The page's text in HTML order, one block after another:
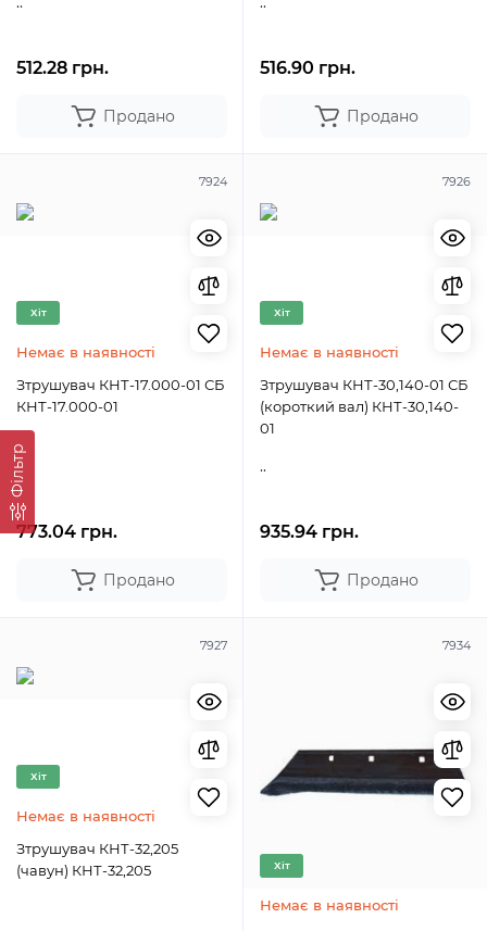
Фільтр
512.28 грн.
Продано
516.90 грн.
Продано
7924
Хіт
Немає в наявності
Зтрушувач КНТ-17.000-01 СБ
КНТ-17.000-01
..
773.04 грн.
Продано
7926
Хіт
Немає в наявності
Зтрушувач КНТ-30,140-01 СБ
(короткий вал) КНТ-30,140-
01
..
935.94 грн.
Продано
7927
Хіт
Немає в наявності
Зтрушувач КНТ-32,205
(чавун) КНТ-32,205
7934
Хіт
Немає в наявності